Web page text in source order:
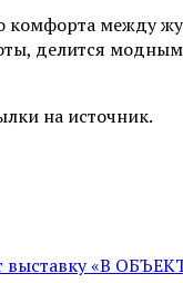
между
делится
на источник.
выставку «В